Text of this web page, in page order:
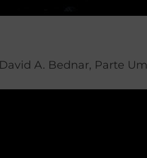
A. Bednar, Parte Um